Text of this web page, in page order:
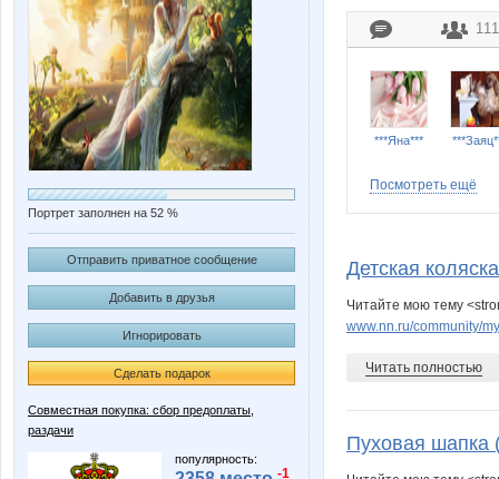
Портрет заполнен на 52 %
Отправить приватное сообщение
Добавить в друзья
Игнорировать
Сделать подарок
Совместная покупка: сбор предоплаты,
раздачи
популярность:
-1
111
***Яна***
IRES
Посмотреть ещё
Детская
Читайте мою тему
www.nn.ru/community/
Читать полностью
Пуховая шапка